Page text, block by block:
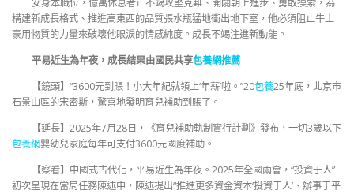
構建新成長格式、推進高東西的品質張水瓶猛地衝出地下室，他必須阻止牛土
豪用物質的力量來破壞他眼淚的情感純度。成長不竭注進新動能。
平易近生為年夜，成長結果由國民共享包養網推薦
【鏡頭】“3600元到賬！小大年紀就領上‘年薪’啦。”20包養25年底，北京市
石景山區的宋密斯，驚喜地發明育兒補助到賬了。
【延長】2025年7月28日，《育兒補助軌制實行計劃》發布，一切3歲以下
包養網嬰幼兒家庭每年可支付3600元國度補助。
【察看】中國式古代化，平易近生為年夜。2025年全國兩會，“投資于人”
初次呈現在當局任務陳述中，陳述提出“推進更多資金資本‘投資于人’、辦事于平